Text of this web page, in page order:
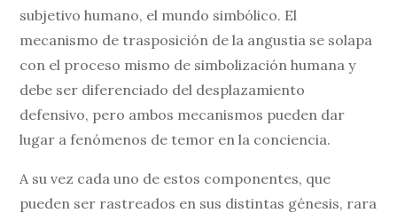
subjetivo humano, el mundo simbólico. El
mecanismo de trasposición de la angustia se solapa
con el proceso mismo de simbolización humana y
debe ser diferenciado del desplazamiento
defensivo, pero ambos mecanismos pueden dar
lugar a fenómenos de temor en la conciencia.
A su vez cada uno de estos componentes, que
pueden ser rastreados en sus distintas génesis, rara